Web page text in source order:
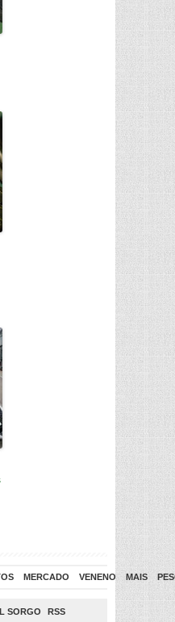
MERCADO VENENO MAIS
SORGO RSS